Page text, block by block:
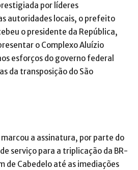
por líderes
autoridades locais, o prefeito
o presidente da República,
o Complexo Aluízio
esforços do governo federal
da transposição do São
a assinatura, por parte do
serviço para a triplicação da BR-
de Cabedelo até as imediações